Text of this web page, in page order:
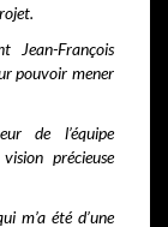
Jean-François
pouvoir mener
de l’équipe
précieuse
m’a été d’une